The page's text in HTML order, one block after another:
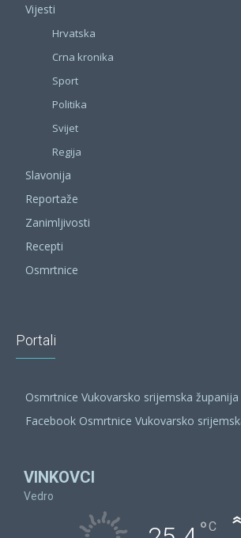
Vijesti
Hrvatska
Crna kronika
Sport
Politika
Svijet
Regija
Slavonija
Reportaže
Zanimljivosti
Recepti
Osmrtnice
Portali
Osmrtnice Vukovarsko srijemska županija
Facebook Osmrtnice Vukovarsko
VINKOVCI
Vedro
°C